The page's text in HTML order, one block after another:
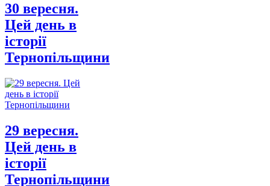
30 вересня.
Цей день в
історії
Тернопільщини
29 вересня.
Цей день в
історії
Тернопільщини